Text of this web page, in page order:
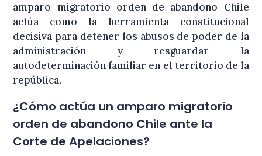
amparo migratorio orden de abandono Chile
actúa como la herramienta constitucional
decisiva para detener los abusos de poder de la
administración y resguardar la
autodeterminación familiar en el territorio de la
república.
¿Cómo actúa un amparo migratorio
orden de abandono Chile ante la
Corte de Apelaciones?